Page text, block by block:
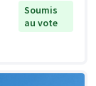
Soumis
au vote